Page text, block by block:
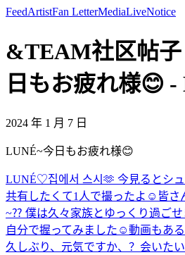
FeedArtistFan LetterMediaLiveNotice
&TEAM社区帖
日もお疲れ様😊
2024 年 1 月 7 日
LUNÉ~今日もお疲れ様😊
LUNÉ♡집에서 스시🫶 今見るとシ
共有したくて1人で撮ったよ☺️ 皆さ
~⁇ 僕は久々家族とゆっくり過ご
自分で握ってみました☺️動画もあ
久しぶり、元気ですか、？会いた